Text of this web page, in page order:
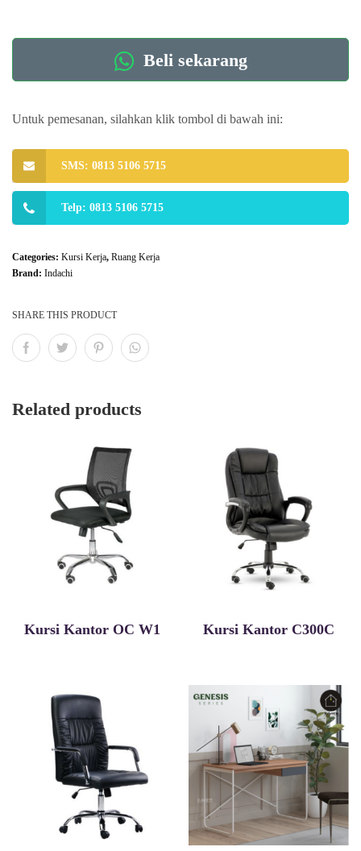
Beli sekarang
Untuk pemesanan, silahkan klik tombol di bawah ini:
SMS: 0813 5106 5715
Telp: 0813 5106 5715
Categories: Kursi Kerja, Ruang Kerja
Brand: Indachi
SHARE THIS PRODUCT
Related products
Kursi Kantor OC W1 Kursi Kantor C300C